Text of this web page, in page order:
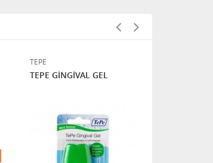
TEPE
TEPE GİNGİVAL GEL